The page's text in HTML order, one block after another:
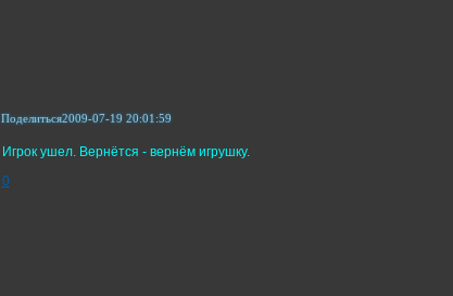
Поделиться2009-07-19 20:01:59
Игрок ушел. Вернётся - вернём игрушку.
0